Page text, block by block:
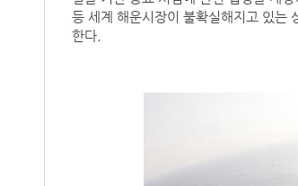
등 세계 해운시장이 불확실해지고 있는
한다.